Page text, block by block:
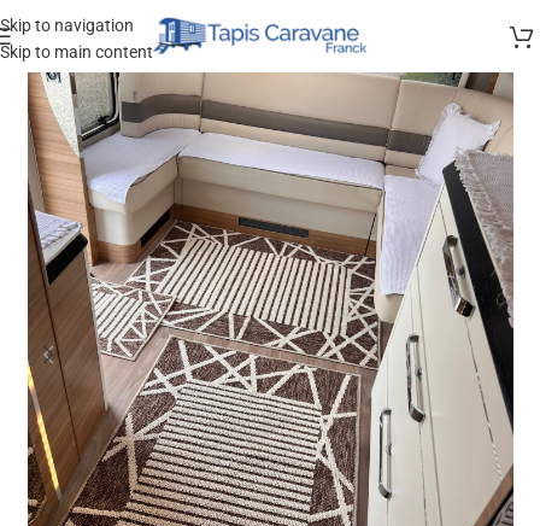
Skip to navigation
Skip to main content